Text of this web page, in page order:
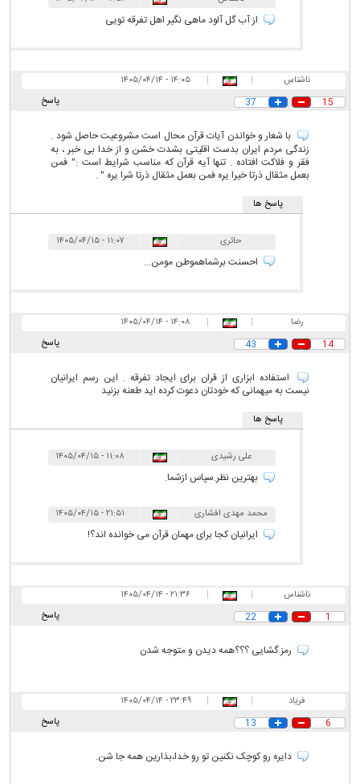
از آب گل آلود ماهی نگیر اهل تفرقه تویی
ناشناس |
|
۱۴:۰۵ - ۱۴۰۵/۰۴/۱۴
پاسخ
15
37
با شعار و خواندن آیات قرآن محال است مشروعیت حاصل شود .
زندگی مردم ایران بدست اقلیتی بشدت خشن و از خدا بی خبر ، به
فقر و فلاکت افتاده . تنها آیه قرآن که مناسب شرایط است :" فمن
بعمل مثقال ذرتا خیرا یره فمن بعمل مثقال ذرتا شرا یره " .
پاسخ ها
حائری ۱۱:۰۷ - ۱۴۰۵/۰۴/۱۵
احسنت برشماهموطن مومن...
رضا |
|
۱۴:۰۸ - ۱۴۰۵/۰۴/۱۴
پاسخ
14
43
استفاده ابزاری از قران برای ایجاد تفرقه . این رسم ایرانیان
نیست به میهمانی که خودتان دعوت کرده اید طعنه بزنید
پاسخ ها
علی رشیدی ۱۱:۰۸ - ۱۴۰۵/۰۴/۱۵
بهترین نظر.سپاس ازشما.
محمد مهدی افشاری
ابرغان
۲۱:۵۱ - ۱۴۰۵/۰۴/۱۵
ایرانیان کجا برای مهمان قرآن می خوانده اند؟!
ناشناس |
|
۲۱:۳۶ - ۱۴۰۵/۰۴/۱۴
پاسخ
1
22
رمز گشایی ؟؟؟همه دیدن و متوجه شدن
فریاد |
|
۲۳:۴۹ - ۱۴۰۵/۰۴/۱۴
پاسخ
6
13
دایره رو کوچک نکنین تو رو خدا،بذارین همه جا شن.